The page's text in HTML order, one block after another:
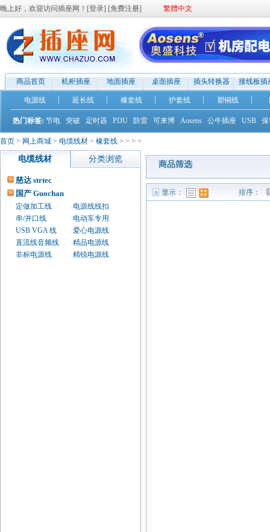
晚上好，欢迎访问插座网！[登录] [免费注册] 繁體中文
商品首页 机柜插座 地面插座 桌面插座 插头转换器 接线板插
电源线 延长线 橡套线 护套线 塑铜线
热门标签: 节电 突破 定时器 PDU 防雷 可来博 Aosens 公牛插座 USB
首页 > 网上商城 > 电缆线材 > 橡套线 > > > >
电缆线材 分类浏览
慈达 strtec
国产 Guochan
定做加工线
电源线线扣
串/并口线
电动车专用
USB VGA 线
爱心电源线
直流线音频线
精品电源线
非标电源线
精锐电源线
商品筛选
显示：
列表模式图表模式 排序：